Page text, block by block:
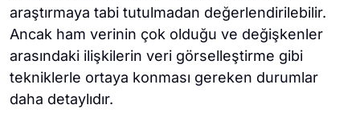
araştırmaya tabi tutulmadan değerlendirilebilir.
Ancak ham verinin çok olduğu ve değişkenler
arasındaki ilişkilerin veri görselleştirme gibi
tekniklerle ortaya konması gereken durumlar
daha detaylıdır.